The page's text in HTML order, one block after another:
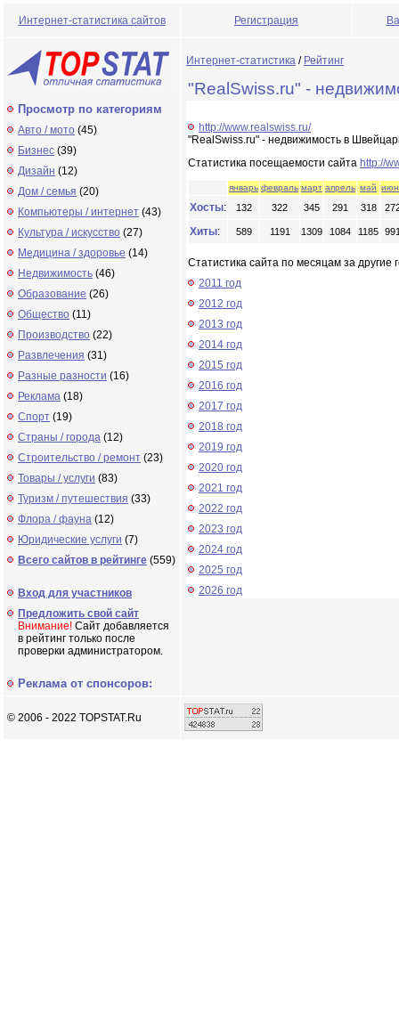
Интернет-статистика сайтов Регистрация
Просмотр по категориям
Авто / мото (45)
Бизнес (39)
Дизайн (12)
Дом / семья (20)
Компьютеры / интернет (43)
Культура / искусство (27)
Медицина / здоровье (14)
Недвижимость (46)
Образование (26)
Общество (11)
Производство (22)
Развлечения (31)
Разные разности (16)
Реклама (18)
Спорт (19)
Страны / города (12)
Строительство / ремонт (23)
Товары / услуги (83)
Туризм / путешествия (33)
Флора / фауна (12)
Юридические услуги (7)
Всего сайтов в рейтинге (559)
Вход для участников
Предложить свой сайт
Внимание! Сайт добавляется
в рейтинг только после
проверки администратором.
Реклама от спонсоров:
Интернет-статистика / Рейтинг
"RealSwiss.ru" -
http://www.realswiss.ru/
"RealSwiss.ru" - недвижимость в
Статистика посещаемости сайта http://
январь февраль март апрель май
Хосты: 132 322 345 291 318
Хиты: 589 1191 1309 1084 1185
Статистика сайта по месяцам за другие
2011 год
2012 год
2013 год
2014 год
2015 год
2016 год
2017 год
2018 год
2019 год
2020 год
2021 год
2022 год
2023 год
2024 год
2025 год
2026 год
© 2006 - 2022 TOPSTAT.Ru